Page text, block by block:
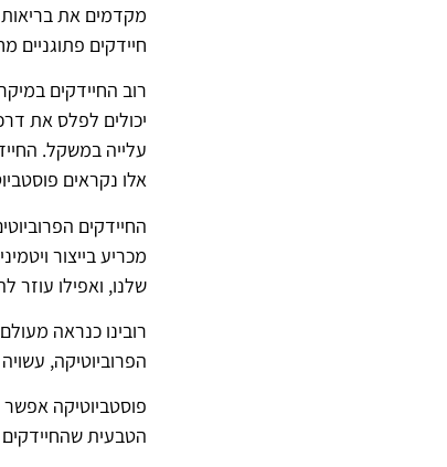
מקדמים את בריאות
חיידקים פתוגניים
רוב החיידקים
יכולים לפלס את
עלייה במשקל.
אלו נקראים
החיידקים
מכריע בייצור
שלנו, ואפילו עוזר
רובינו כנראה
הפרוביוטיקה,
פוסטביוטיקה
הטבעית